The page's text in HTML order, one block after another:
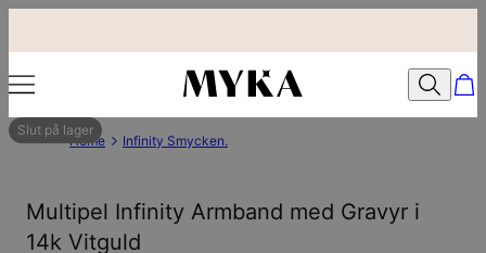
Slut på lager
Home Infinity Smycken.
Multipel Infinity Armband med Gravyr i
14k Vitguld